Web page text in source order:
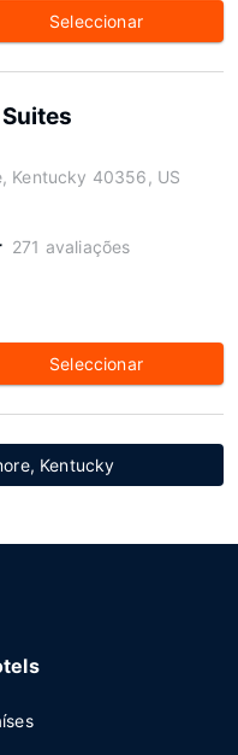
Seleccionar
Kentucky 40356, US
271 avaliações
Seleccionar
Kentucky